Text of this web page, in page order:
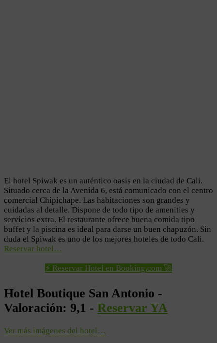
El hotel Spiwak es un auténtico oasis en la ciudad de Cali.
Situado cerca de la Avenida 6, está comunicado con el centro
comercial Chipichape. Las habitaciones son grandes y
cuidadas al detalle. Dispone de todo tipo de amenities y
servicios extra. El restaurante ofrece buena comida tipo
buffet y la piscina es ideal para darse un buen chapuzón. Sin
duda el Spiwak es uno de los mejores hoteles de todo Cali.
Reservar hotel…
⚡ Reservar Hotel en Booking.com 🚀
Hotel Boutique San Antonio -
Valoración: 9,1 - Reservar YA
Ver más imágenes del hotel…